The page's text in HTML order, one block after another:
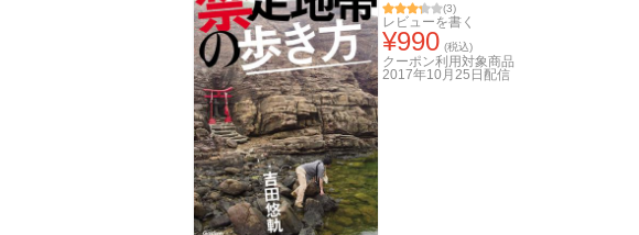
(3)
レビューを書く
¥990 (税込)
クーポン利用対象商品
2017年10月25日 配信